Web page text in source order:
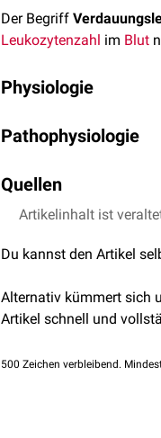
Der Begriff
Leukozytenzahl im Blut
Physiologie
postprandiale Erhöhung
Pathophysiologie
verbundenen Beitrag zu
Quellen
↑ Oostrom et al.:
Artikelinhalt ist
Du kannst den Artikel
Alternativ kümmert sich
Artikel schnell und
500 Zeichen verbleibend.